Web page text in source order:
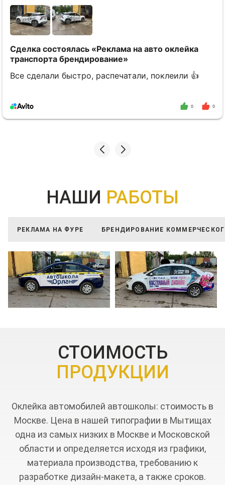
Сделка состоялась «Реклама на авто оклейка
транспорта брендирование»
Все сделали быстро, распечатали, поклеили 👍
0 0
НАШИ РАБОТЫ
РЕКЛАМА НА ФУРЕ БРЕНДИРОВАНИЕ
СТОИМОСТЬ
ПРОДУКЦИИ
Оклейка автомобилей автошколы: стоимость в
Москве. Цена в нашей типографии в Мытищах
одна из самых низких в Москве и Московской
области и определяется исходя из графики,
материала производства, требованию к
разработке дизайн-макета, а также сроков.